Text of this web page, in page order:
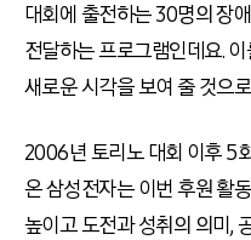
대회에 출전하는 30명의 장
전달하는 프로그램인데요.
새로운 시각을 보여 줄 것으
2006년 토리노 대회 이후 5
온 삼성전자는 이번 후원 활
높이고 도전과 성취의 의미,